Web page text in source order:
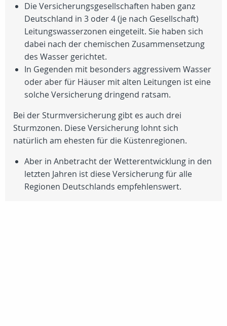
Die Versicherungsgesellschaften haben ganz
Deutschland in 3 oder 4 (je nach Gesellschaft)
Leitungswasserzonen eingeteilt. Sie haben sich
dabei nach der chemischen Zusammensetzung
des Wasser gerichtet.
In Gegenden mit besonders aggressivem Wasser
oder aber für Häuser mit alten Leitungen ist eine
solche Versicherung dringend ratsam.
Bei der Sturmversicherung gibt es auch drei
Sturmzonen. Diese Versicherung lohnt sich
natürlich am ehesten für die Küstenregionen.
Aber in Anbetracht der Wetterentwicklung in den
letzten Jahren ist diese Versicherung für alle
Regionen Deutschlands empfehlenswert.